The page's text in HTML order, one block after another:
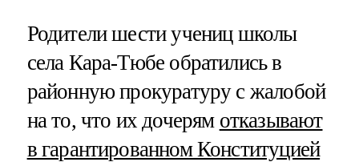
Родители шести учениц школы
села Кара-Тюбе обратились в
районную прокуратуру с жалобой
на то, что их дочерям отказывают
в гарантированном Конституцией